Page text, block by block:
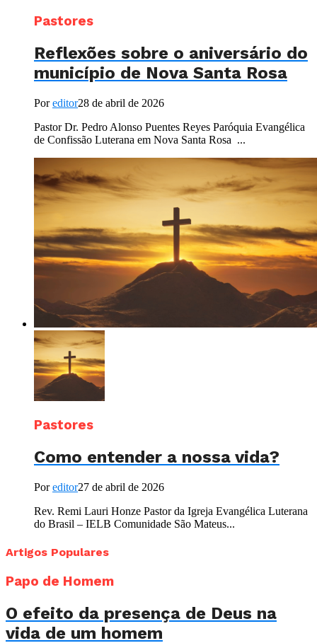
Pastores
Reflexões sobre o aniversário do
município de Nova Santa Rosa
Poreditor28 de abril de 2026
Pastor Dr. Pedro Alonso Puentes Reyes Paróquia Evangélica
de Confissão Luterana em Nova Santa Rosa ...
Pastores
Como entender a nossa vida?
Poreditor27 de abril de 2026
Rev. Remi Lauri Honze Pastor da Igreja Evangélica Luterana
do Brasil – IELB Comunidade São Mateus...
Artigos Populares
Papo de Homem
O efeito da presença de Deus na
vida de um homem